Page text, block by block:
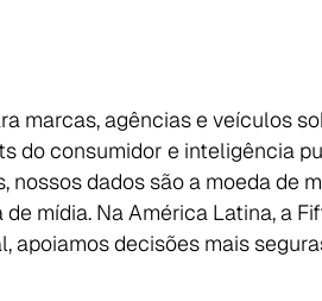
marcas, agências e veículos
do consumidor e inteligência
dados são a moeda de
mídia. Na América Latina, a
decisões mais